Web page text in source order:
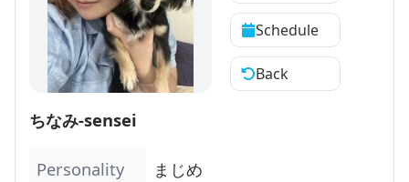
ちなみ-sensei
Schedule
Back
Personality
まじめ